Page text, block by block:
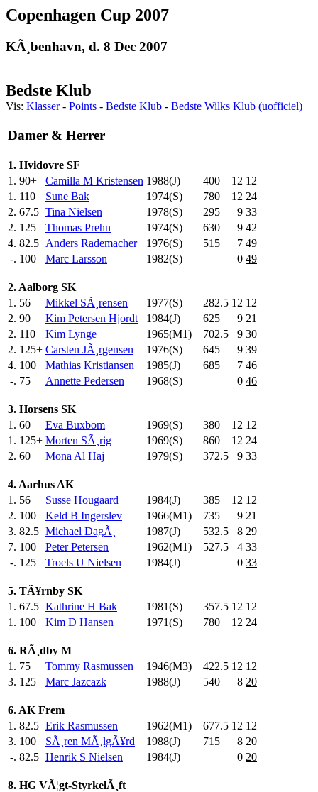
Copenhagen Cup 2007
KÃ¸benhavn, d. 8 Dec 2007
Bedste Klub
Vis: Klasser- Points - Bedste Klub - Bedste Wilks Klub (uofficiel)
Damer & Herrer
1. Hvidovre SF
1. 90+ Camilla M Kristensen 1988(J) 400 12 12
1. 110 Sune Bak 1974(S) 780 12 24
2. 67.5 Tina Nielsen 1978(S) 295 9 33
2. 125 Thomas Prehn 1974(S) 630 9 42
4. 82.5 Anders Rademacher 1976(S) 515 7 49
-. 100 Marc Larsson 1982(S) 0 49
2. Aalborg SK
1. 56 Mikkel SÃ¸rensen 1977(S) 282.5 12 12
2. 90 Kim Petersen Hjordt 1984(J) 625 9 21
2. 110 Kim Lynge 1965(M1) 702.5 9 30
2. 125+ Carsten JÃ¸rgensen 1976(S) 645 9 39
4. 100 Mathias Kristiansen 1985(J) 685 7 46
-. 75 Annette Pedersen 1968(S) 0 46
3. Horsens SK
1. 60 Eva Buxbom 1969(S) 380 12 12
1. 125+ Morten SÃ¸rig 1969(S) 860 12 24
2. 60 Mona Al Haj 1979(S) 372.5 9 33
4. Aarhus AK
1. 56 Susse Hougaard 1984(J) 385 12 12
2. 100 Keld B Ingerslev 1966(M1) 735 9 21
3. 82.5 Michael DagÃ¸ 1987(J) 532.5 8 29
7. 100 Peter Petersen 1962(M1) 527.5 4 33
-. 125 Troels U Nielsen 1984(J) 0 33
5. TÃ¥rnby SK
1. 67.5 Kathrine H Bak 1981(S) 357.5 12 12
1. 100 Kim D Hansen 1971(S) 780 12 24
6. RÃ¸dby M
1. 75 Tommy Rasmussen 1946(M3) 422.5 12 12
3. 125 Marc Jazcazk 1988(J) 540 8 20
6. AK Frem
1. 82.5 Erik Rasmussen 1962(M1) 677.5 12 12
3. 100 SÃ¸ren MÃ¸lgÃ¥rd 1988(J) 715 8 20
-. 82.5 Henrik S Nielsen 1984(J) 0 20
8. HG VÃ¦gt-StyrkelÃ¸ft